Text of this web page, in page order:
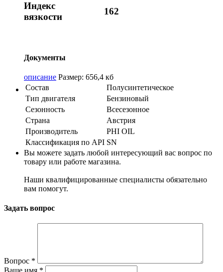
Индекс
вязкости
162
Документы
описание Размер: 656,4 кб
Состав
Полусинтетическое
Тип двигателя
Бензиновый
Сезонность
Всесезонное
Страна
Австрия
Производитель
PHI OIL
Классификация по API SN
Вы можете задать любой интересующий вас вопрос по
товару или работе магазина.
Наши квалифицированные специалисты обязательно
вам помогут.
Задать вопрос
Вопрос *